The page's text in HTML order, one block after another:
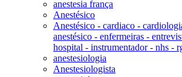
anestesia frança
Anestésico
Anestésico - cardiaco -
anestésico - enfermeiras -
hospital - instrumentador - nhs -
anestesiologia
Anestesiologista